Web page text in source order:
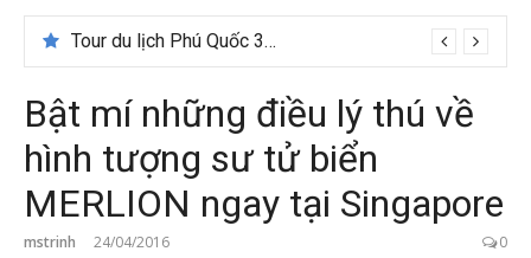
Tour du lịch Phú Quốc 3N3D: Hành trình khám phá đảo Ngọc
Bật mí những điều lý thú về
hình tượng sư tử biển
MERLION ngay tại Singapore
mstrinh 24/04/2016 0